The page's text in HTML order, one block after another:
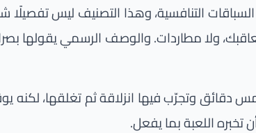
التنافسية، وهذا التصنيف ليس تفصيلًا
ولا مطاردات. والوصف الرسمي يقولها
دقائق وتجرّب فيها انزلاقة ثم تغلقها، لكنه
اللعبة بما يفعل.